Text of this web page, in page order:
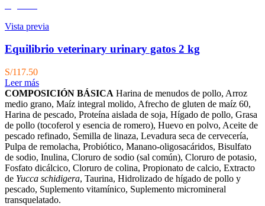
Vista previa
Equilibrio veterinary urinary gatos 2 kg
S/117.50
Leer más
COMPOSICIÓN BÁSICA Harina de menudos de pollo, Arroz
medio grano, Maíz integral molido, Afrecho de gluten de maíz 60,
Harina de pescado, Proteína aislada de soja, Hígado de pollo, Grasa
de pollo (tocoferol y esencia de romero), Huevo en polvo, Aceite de
pescado refinado, Semilla de linaza, Levadura seca de cervecería,
Pulpa de remolacha, Probiótico, Manano-oligosacáridos, Bisulfato
de sodio, Inulina, Cloruro de sodio (sal común), Cloruro de potasio,
Fosfato dicálcico, Cloruro de colina, Propionato de calcio, Extracto
de Yucca schidigera, Taurina, Hidrolizado de hígado de pollo y
pescado, Suplemento vitamínico, Suplemento micromineral
transquelatado.